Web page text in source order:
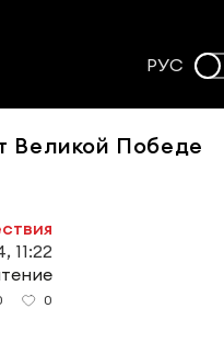
РУС
Великой Победе
11:22
0